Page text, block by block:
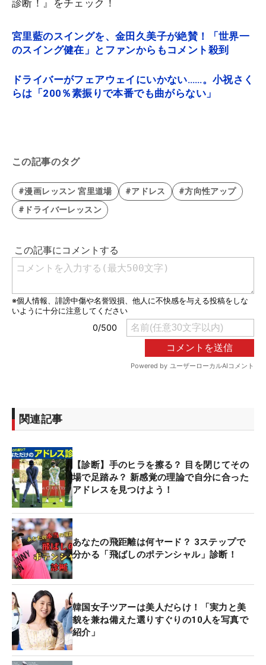
診断！』をチェック！
宮里藍のスイングを、金田久美子が絶賛！「世界一
のスイング健在」とファンからもコメント殺到
ドライバーがフェアウェイにいかない……。小祝さく
らは「200％素振りで本番でも曲がらない」
この記事のタグ
#漫画レッスン 宮里道場 #アドレス
#方向性アップ
#ドライバーレッスン
関連記事
【診断】手のヒラを擦る？ 目を閉じてその
場で足踏み？ 新感覚の理論で自分に合った
アドレスを見つけよう！
あなたの飛距離は何ヤード？ 3ステップで
分かる「飛ばしのポテンシャル」診断！
韓国女子ツアーは美人だらけ！「実力と美
貌を兼ね備えた選りすぐりの10人を写真で
紹介」